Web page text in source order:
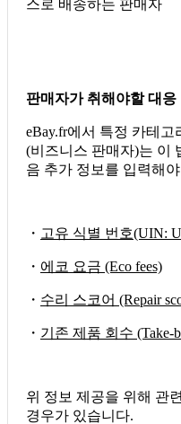
스로 배송하는 판매자
판매자가 취해야할 대응
eBay.fr에서 특정 카테
(비즈니스 판매자)는 이
음 추가 정보를 입력해
・ 고유 식별 번호(UIN:
・ 에코 요금 (Eco fees)
・ 수리 스코어 (Repair
・ 기존 제품 회수 (Take-
위 정보 제공을 위해 관
경우가 있습니다.